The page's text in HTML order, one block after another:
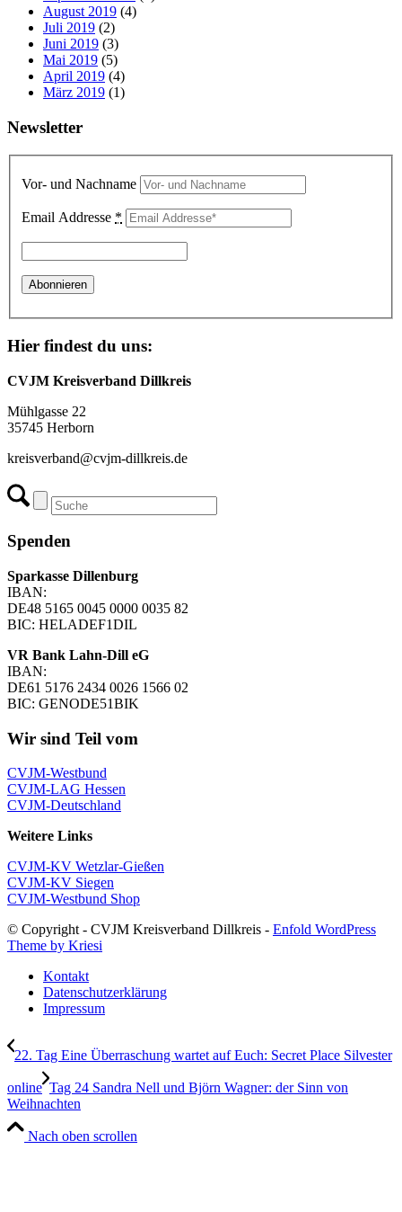
August 2019 (4)
Juli 2019 (2)
Juni 2019 (3)
Mai 2019 (5)
April 2019 (4)
März 2019 (1)
Newsletter
Vor- und Nachname
Email Addresse *
Hier findest du uns:
CVJM Kreisverband Dillkreis
Mühlgasse 22
35745 Herborn
kreisverband@cvjm-dillkreis.de
Spenden
Sparkasse Dillenburg
IBAN:
DE48 5165 0045 0000 0035 82
BIC: HELADEF1DIL
VR Bank Lahn-Dill eG
IBAN:
DE61 5176 2434 0026 1566 02
BIC: GENODE51BIK
Wir sind Teil vom
CVJM-Westbund
CVJM-LAG Hessen
CVJM-Deutschland
Weitere Links
CVJM-KV Wetzlar-Gießen
CVJM-KV Siegen
CVJM-Westbund Shop
© Copyright - CVJM Kreisverband Dillkreis - Enfold WordPress
Theme by Kriesi
Kontakt
Datenschutzerklärung
Impressum
22. Tag Eine Überraschung wartet auf Euch: Secret Place Silvester
online Tag 24 Sandra Nell und Björn Wagner: der Sinn von
Weihnachten
Nach oben scrollen